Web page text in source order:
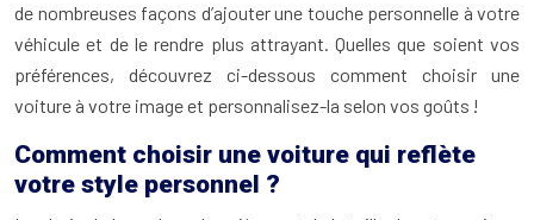
de nombreuses façons d’ajouter une touche personnelle à votre
véhicule et de le rendre plus attrayant. Quelles que soient vos
préférences, découvrez ci-dessous comment choisir une
voiture à votre image et personnalisez-la selon vos goûts !
Comment choisir une voiture qui reflète
votre style personnel ?